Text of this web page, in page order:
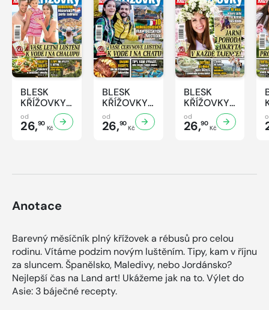
BLESK
KŘÍŽOVKY
- 7/2026
od
26,90
Kč
BLESK
KŘÍŽOVKY
- 6/2026
od
26,90
Kč
BLESK
KŘÍŽOVKY
- 5/2026
od
26,90
Kč
Anotace
Barevný měsíčník plný křížovek a rébusů pro celou
rodinu. Vítáme podzim novým luštěním. Tipy, kam v říjnu
za sluncem. Španělsko, Maledivy, nebo Jordánsko?
Nejlepší čas na Land art! Ukážeme jak na to. Výlet do
Asie: 3 báječné recepty.